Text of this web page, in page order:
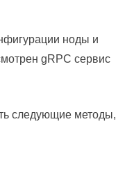
ноды и
gRPC сервис
следующие методы,